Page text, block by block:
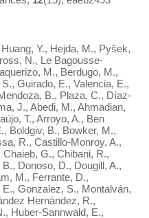
Y., Hejda, M., Pyšek,
N., Le Bagousse-
M., Berdugo, M.,
Guirado, E., Valencia, E.,
B., Plaza, C., Díaz-
J., Abedi, M., Ahmadian,
T., Arroyo, A., Ben
Boldgiv, B., Bowker, M.,
R., Castillo-Monroy, A.,
G., Chibani, R.,
Donoso, D., Dougill, A.,
M., Ferrante, D.,
Gonzalez, S., Montalván,
Hernández, R.,
Huber-Sannwald, E.,